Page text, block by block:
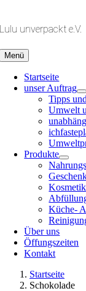
springen
Lulu unverpackt e.V.
Menü
Startseite
unser Auftrag
Tipps
Umwelt
Produkte
Kosmetik
Küche-
Über uns
Öffungszeiten
Kontakt
Startseite
Schokolade